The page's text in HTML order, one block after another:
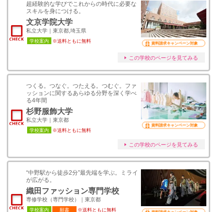
超経験的な学びでこれからの時代に必要な
スキルを身につける。
文京学院大学
私立大学｜東京都,埼玉県
学校案内 ※送料ともに無料 資料請求キャンペーン対象
この学校のページを見てみる
つくる。つなぐ。つたえる。つむぐ。ファ
ッションに関するあらゆる分野を深く学べ
る4年間
杉野服飾大学
私立大学｜東京都
学校案内 ※送料ともに無料
資料請求キャンペーン対象
この学校のページを見てみる
“中野駅から徒歩2分”最先端を学ぶ。ミライ
が広がる。
織田ファッション専門学校
専修学校（専門学校）｜東京都
学校案内 願書 ※送料ともに無料